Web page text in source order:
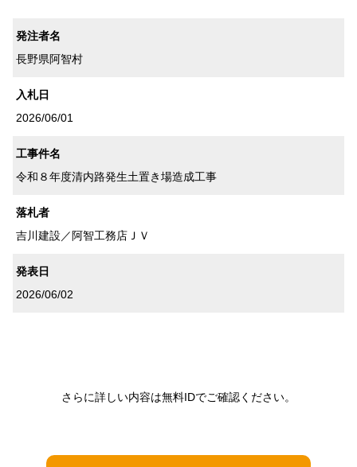
発注者名
長野県阿智村
入札日
2026/06/01
工事件名
令和８年度清内路発生土置き場造成工事
落札者
吉川建設／阿智工務店ＪＶ
発表日
2026/06/02
さらに詳しい内容は無料IDでご確認ください。